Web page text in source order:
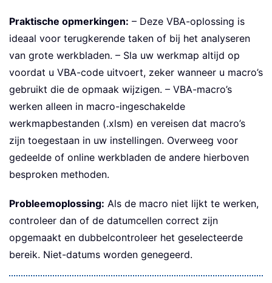
Praktische opmerkingen: – Deze VBA-oplossing is
ideaal voor terugkerende taken of bij het analyseren
van grote werkbladen. – Sla uw werkmap altijd op
voordat u VBA-code uitvoert, zeker wanneer u macro’s
gebruikt die de opmaak wijzigen. – VBA-macro’s
werken alleen in macro-ingeschakelde
werkmapbestanden (.xlsm) en vereisen dat macro’s
zijn toegestaan in uw instellingen. Overweeg voor
gedeelde of online werkbladen de andere hierboven
besproken methoden.
Probleemoplossing: Als de macro niet lijkt te werken,
controleer dan of de datumcellen correct zijn
opgemaakt en dubbelcontroleer het geselecteerde
bereik. Niet-datums worden genegeerd.